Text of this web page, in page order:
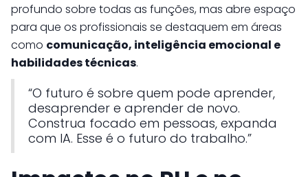
profundo sobre todas as funções, mas abre espaço
para que os profissionais se destaquem em áreas
como comunicação, inteligência emocional e
habilidades técnicas.
“O futuro é sobre quem pode aprender,
desaprender e aprender de novo.
Construa focado em pessoas, expanda
com IA. Esse é o futuro do trabalho.”